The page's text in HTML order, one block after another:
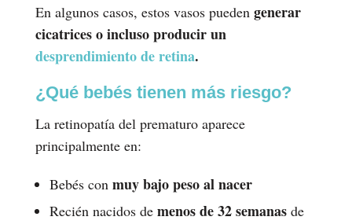
En algunos casos, estos vasos pueden generar
cicatrices o incluso producir un
desprendimiento de retina.
¿Qué bebés tienen más riesgo?
La retinopatía del prematuro aparece
principalmente en:
Bebés conmuy bajo peso al nacer
Recién nacidos de menos de 32 semanasde